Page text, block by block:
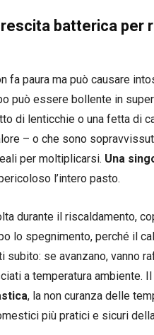
batterica per
fa paura ma può causare
può essere bollente in
di lenticchie o una fetta di
– o che sono
per moltiplicarsi. Una
l’intero pasto.
durante il riscaldamento,
lo spegnimento, perché il
subito: se avanzano, vanno
a temperatura ambiente.
, la non curanza delle
più pratici e sicuri